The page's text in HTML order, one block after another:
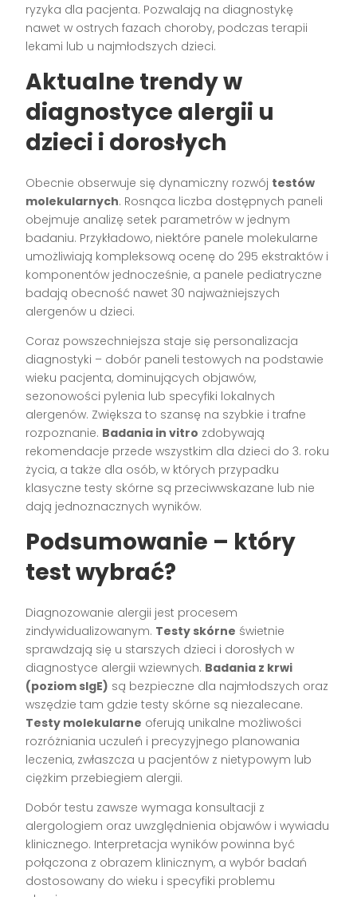
ryzyka dla pacjenta. Pozwalają na diagnostykę
nawet w ostrych fazach choroby, podczas terapii
lekami lub u najmłodszych dzieci.
Aktualne trendy w
diagnostyce alergii u
dzieci i dorosłych
Obecnie obserwuje się dynamiczny rozwój testów
molekularnych. Rosnąca liczba dostępnych paneli
obejmuje analizę setek parametrów w jednym
badaniu. Przykładowo, niektóre panele molekularne
umożliwiają kompleksową ocenę do 295 ekstraktów i
komponentów jednocześnie, a panele pediatryczne
badają obecność nawet 30 najważniejszych
alergenów u dzieci.
Coraz powszechniejsza staje się personalizacja
diagnostyki – dobór paneli testowych na podstawie
wieku pacjenta, dominujących objawów,
sezonowości pylenia lub specyfiki lokalnych
alergenów. Zwiększa to szansę na szybkie i trafne
rozpoznanie. Badania in vitro zdobywają
rekomendacje przede wszystkim dla dzieci do 3. roku
życia, a także dla osób, w których przypadku
klasyczne testy skórne są przeciwwskazane lub nie
dają jednoznacznych wyników.
Podsumowanie – który
test wybrać?
Diagnozowanie alergii jest procesem
zindywidualizowanym. Testy skórne świetnie
sprawdzają się u starszych dzieci i dorosłych w
diagnostyce alergii wziewnych. Badania z krwi
(poziom sIgE) są bezpieczne dla najmłodszych oraz
wszędzie tam gdzie testy skórne są niezalecane.
Testy molekularne oferują unikalne możliwości
rozróżniania uczuleń i precyzyjnego planowania
leczenia, zwłaszcza u pacjentów z nietypowym lub
ciężkim przebiegiem alergii.
Dobór testu zawsze wymaga konsultacji z
alergologiem oraz uwzględnienia objawów i wywiadu
klinicznego. Interpretacja wyników powinna być
połączona z obrazem klinicznym, a wybór badań
dostosowany do wieku i specyfiki problemu